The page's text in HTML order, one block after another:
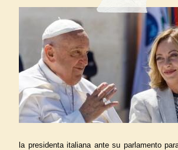
la presidenta italiana ante su parlamento